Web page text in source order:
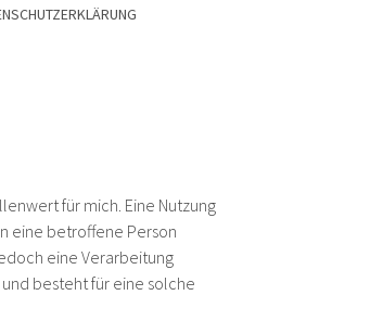
für mich. Eine Nutzung
eine betroffene Person
eine Verarbeitung
besteht für eine solche